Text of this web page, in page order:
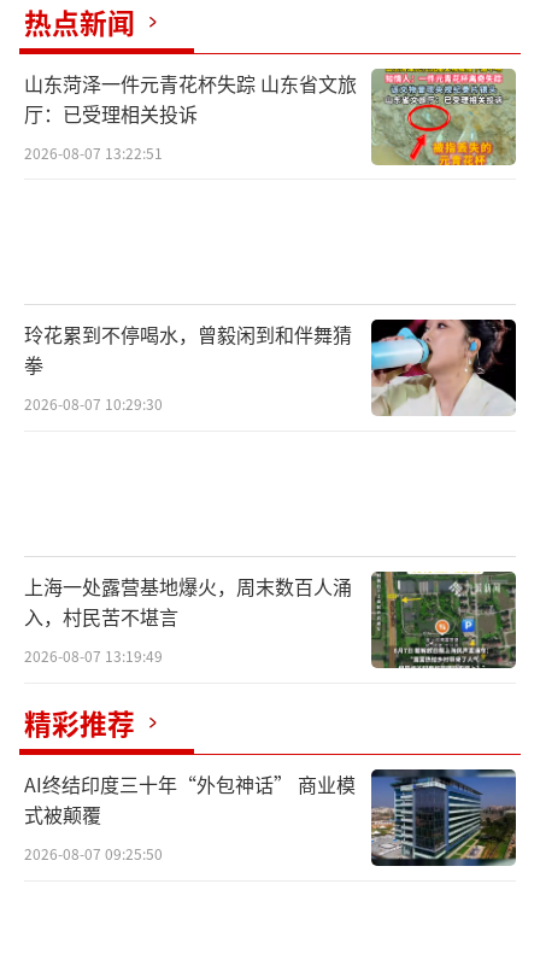
热点新闻
山东菏泽一件元青花杯失踪 山东省文旅
厅：已受理相关投诉
2026-08-07 13:22:51
玲花累到不停喝水，曾毅闲到和伴舞猜
拳
2026-08-07 10:29:30
上海一处露营基地爆火，周末数百人涌
入，村民苦不堪言
2026-08-07 13:19:49
精彩推荐
AI终结印度三十年“外包神话” 商业模
式被颠覆
2026-08-07 09:25:50